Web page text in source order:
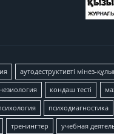
аутодеструктивті мінез-
кондаш тесті
психодиагностика
тренингтер учебная